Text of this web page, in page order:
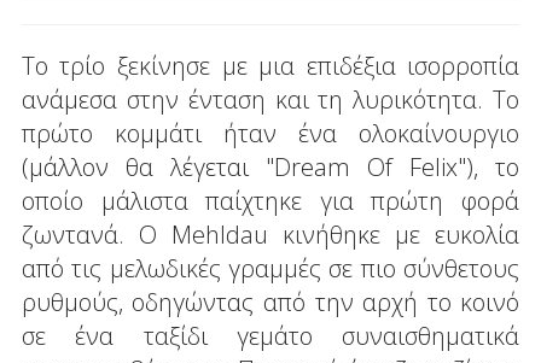
Το τρίο ξεκίνησε με μια επιδέξια ισορροπία
ανάμεσα στην ένταση και τη λυρικότητα. Το
πρώτο κομμάτι ήταν ένα ολοκαίνουργιο
(μάλλον θα λέγεται "Dream Of Felix"), το
οποίο μάλιστα παίχτηκε για πρώτη φορά
ζωντανά. Ο Mehldau κινήθηκε με ευκολία
από τις μελωδικές γραμμές σε πιο σύνθετους
ρυθμούς, οδηγώντας από την αρχή το κοινό
σε ένα ταξίδι γεμάτο συναισθηματικά